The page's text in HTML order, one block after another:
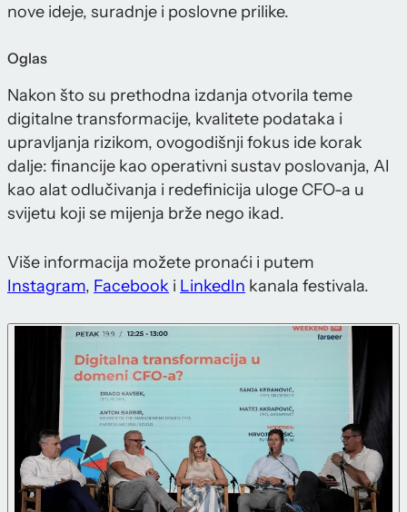
nove ideje, suradnje i poslovne prilike.
Oglas
Nakon što su prethodna izdanja otvorila teme
digitalne transformacije, kvalitete podataka i
upravljanja rizikom, ovogodišnji fokus ide korak
dalje: financije kao operativni sustav poslovanja, AI
kao alat odlučivanja i redefinicija uloge CFO-a u
svijetu koji se mijenja brže nego ikad.
Više informacija možete pronaći i putem
Instagram, Facebook i LinkedIn kanala festivala.